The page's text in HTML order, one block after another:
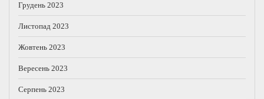
Грудень 2023
Листопад 2023
Жовтень 2023
Вересень 2023
Серпень 2023